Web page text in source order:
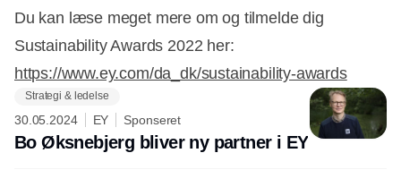
Du kan læse meget mere om og tilmelde dig
Sustainability Awards 2022 her:
https://www.ey.com/da_dk/sustainability-awards
Strategi & ledelse
30.05.2024 EY Sponseret
Bo Øksnebjerg bliver ny partner i EY